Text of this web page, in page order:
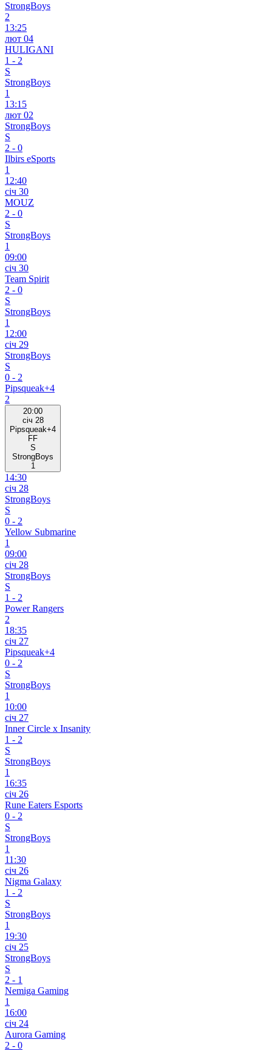
StrongBoys
2
13:25
лют 04
HULIGANI
1 - 2
S
StrongBoys
1
13:15
лют 02
StrongBoys
S
2 - 0
Ilbirs eSports
1
12:40
січ 30
MOUZ
2 - 0
S
StrongBoys
1
09:00
січ 30
Team Spirit
2 - 0
S
StrongBoys
1
12:00
січ 29
StrongBoys
S
0 - 2
Pipsqueak+4
2
20:00
січ 28
Pipsqueak+4
FF
S
StrongBoys
1
14:30
січ 28
StrongBoys
S
0 - 2
Yellow Submarine
1
09:00
січ 28
StrongBoys
S
1 - 2
Power Rangers
2
18:35
січ 27
Pipsqueak+4
0 - 2
S
StrongBoys
1
10:00
січ 27
Inner Circle x Insanity
1 - 2
S
StrongBoys
1
16:35
січ 26
Rune Eaters Esports
0 - 2
S
StrongBoys
1
11:30
січ 26
Nigma Galaxy
1 - 2
S
StrongBoys
1
19:30
січ 25
StrongBoys
S
2 - 1
Nemiga Gaming
1
16:00
січ 24
Aurora Gaming
2 - 0